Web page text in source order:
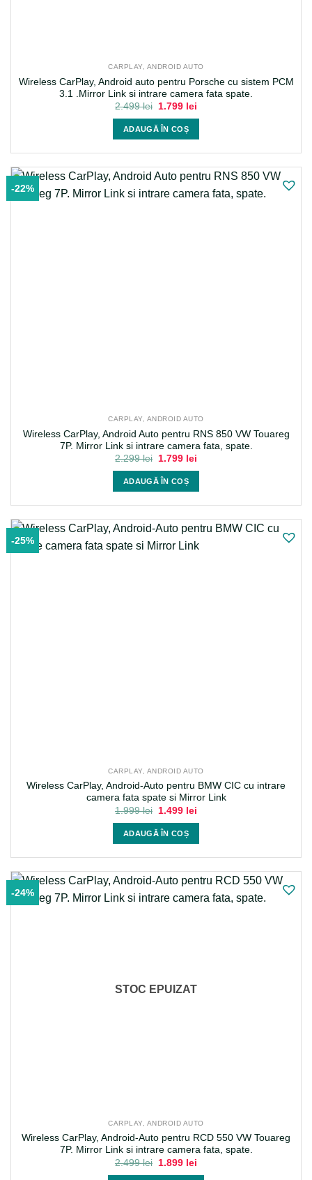
CARPLAY, ANDROID AUTO
Wireless CarPlay, Android auto pentru Porsche cu sistem PCM
3.1 .Mirror Link si intrare camera fata spate.
2.499lei
Prețul
a
fost:
2.499 lei.
1.799 lei
ADAUGĂ ÎN COȘ
-22%
CARPLAY, ANDROID AUTO
Wireless CarPlay, Android Auto pentru RNS 850 VW Touareg
7P. Mirror Link si intrare camera fata, spate.
2.299lei
Prețul
a
fost:
2.299 lei.
1.799 lei
ADAUGĂ ÎN COȘ
-25%
CARPLAY, ANDROID AUTO
Wireless CarPlay, Android-Auto pentru BMW CIC cu intrare
camera fata spate si Mirror Link
1.999lei
Prețul
a
fost:
1.999 lei.
1.499 lei
ADAUGĂ ÎN COȘ
-24%
STOC EPUIZAT
CARPLAY, ANDROID AUTO
Wireless CarPlay, Android-Auto pentru RCD 550 VW Touareg
7P. Mirror Link si intrare camera fata, spate.
2.499lei
Prețul
1.899 lei